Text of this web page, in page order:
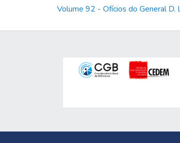
Volume 92 - Ofícios do General